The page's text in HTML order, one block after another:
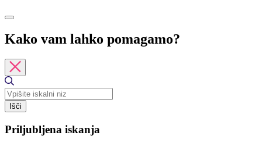
Kako vam lahko pomagamo?
Išči
Priljubljena iskanja